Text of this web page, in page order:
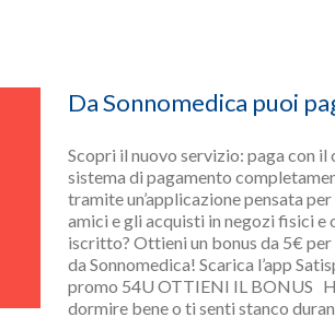
Da Sonnomedica puoi
Scopri il nuovo servizio: paga con il
sistema di pagamento
tramite un’applicazione pensata
amici e gli acquisti in negozi fisici e
iscritto? Ottieni un bonus da 5€
da Sonnomedica! Scarica l’app
promo 54U OTTIENI IL BONUS
dormire bene o ti senti stanco